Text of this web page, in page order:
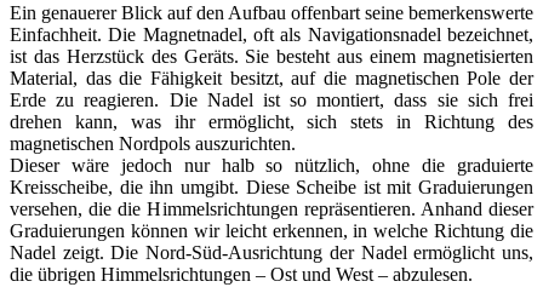
Ein genauerer Blick auf den Aufbau offenbart seine bemerkenswerte
Einfachheit. Die Magnetnadel, oft als Navigationsnadel bezeichnet,
ist das Herzstück des Geräts. Sie besteht aus einem magnetisierten
Material, das die Fähigkeit besitzt, auf die magnetischen Pole der
Erde zu reagieren. Die Nadel ist so montiert, dass sie sich frei
drehen kann, was ihr ermöglicht, sich stets in Richtung des
magnetischen Nordpols auszurichten.
Dieser wäre jedoch nur halb so nützlich, ohne die graduierte
Kreisscheibe, die ihn umgibt. Diese Scheibe ist mit Graduierungen
versehen, die die Himmelsrichtungen repräsentieren. Anhand dieser
Graduierungen können wir leicht erkennen, in welche Richtung die
Nadel zeigt. Die Nord-Süd-Ausrichtung der Nadel ermöglicht uns,
die übrigen Himmelsrichtungen – Ost und West – abzulesen.